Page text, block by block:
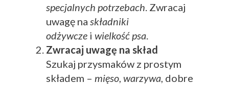
specjalnych potrzebach . Zwracaj
uwagę na składniki
odżywcze i wielkość psa
Zwracaj uwagę na skład
Szukaj przysmaków z prostym
składem – mięso warzywa , dobre